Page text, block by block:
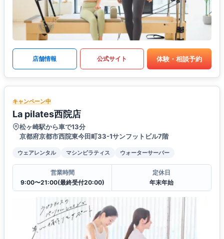
店舗情報 公式サイト 体験・相談予約
キャンペーン中
La pilates西院店
松ヶ崎駅から車で13分
京都府京都市西院東今田町33-1サンフットビル7階
ウェアレンタル マシンピラティス ウォーターサーバー
営業時間
9:00〜21:00(最終受付20:00)
定休日
年末年始